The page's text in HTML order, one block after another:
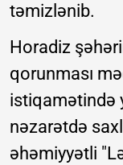
təmizlənib.
Horadiz
qorunması
istiqamətində
nəzarətdə
əhəmiyyətli